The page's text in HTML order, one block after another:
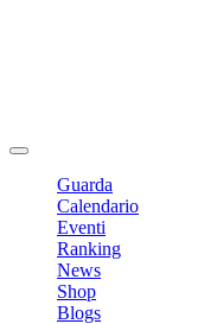
Guarda
Calendario
Eventi
Ranking
News
Shop
Blogs